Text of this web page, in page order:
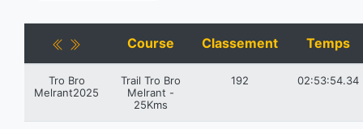
Course Classement Temps
Tro Bro
Melrant2025
Trail Tro Bro
Melrant -
25Kms
192 02:53:54.34